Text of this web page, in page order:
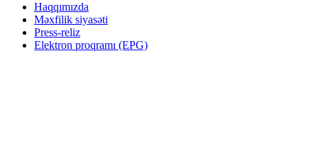
Haqqımızda
Məxfilik siyasəti
Press-reliz
Elektron proqramı (EPG)